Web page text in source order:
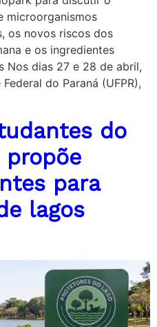
microorganismos
os novos riscos dos
e os ingredientes
Nos dias 27 e 28 de abril,
do Paraná (UFPR),
do
propõe
para
lagos